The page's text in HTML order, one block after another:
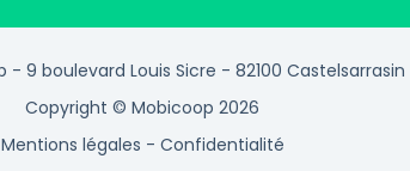
- 9 boulevard Louis Sicre - 82100 Castelsarrasin
Copyright © Mobicoop 2026
Mentions légales - Confidentialité